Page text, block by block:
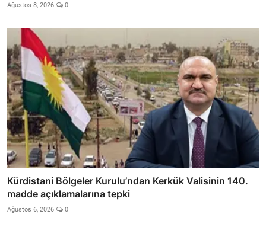
Ağustos 8, 2026 0
Kürdistani Bölgeler Kurulu’ndan Kerkük Valisinin 140.
madde açıklamalarına tepki
Ağustos 6, 2026 0